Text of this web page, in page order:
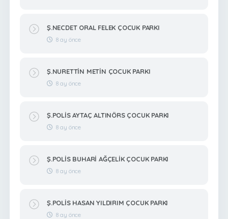
Ş.NECDET ORAL FELEK ÇOCUK PARKI
8 ay önce
Ş.NURETTİN METİN ÇOCUK PARKI
8 ay önce
Ş.POLİS AYTAÇ ALTINÖRS ÇOCUK PARKI
8 ay önce
Ş.POLİS BUHARİ AĞÇELİK ÇOCUK PARKI
8 ay önce
Ş.POLİS HASAN YILDIRIM ÇOCUK PARKI
8 ay önce